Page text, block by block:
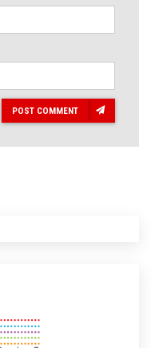
POST COMMENT